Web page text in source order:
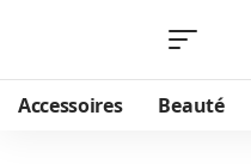
Accessoires Beauté